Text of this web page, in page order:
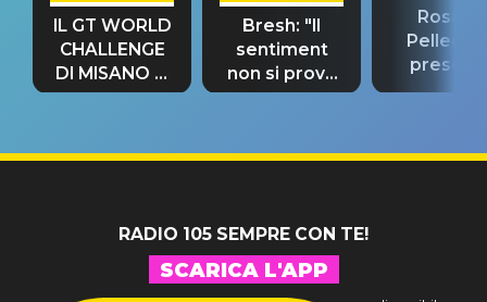
IL GT WORLD
CHALLENGE
DI MISANO si
riconferma
Bresh: "Il
sentiment
non si prova
fino alla notte
Rosario
“Così
RADIO 105 SEMPRE CON TE!
SCARICA L'APP